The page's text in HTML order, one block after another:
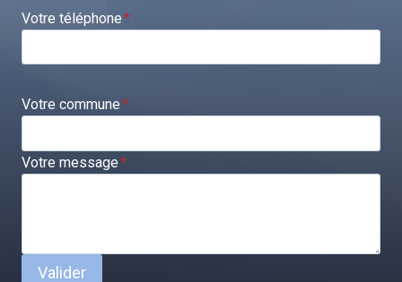
Votre téléphone*
Votre commune*
Votre message*
Valider